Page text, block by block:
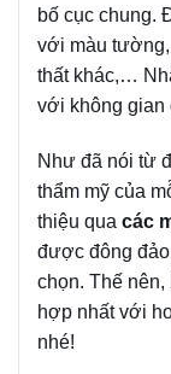
bố cục chung.
với màu
thất khác,…
với không gian
Như đã nói từ
thẩm mỹ của
thiệu qua các
được đông
chọn. Thế nên,
hợp nhất với
nhé!